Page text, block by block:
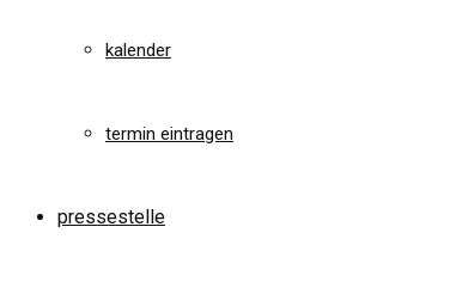
kalender
termin eintragen
pressestelle